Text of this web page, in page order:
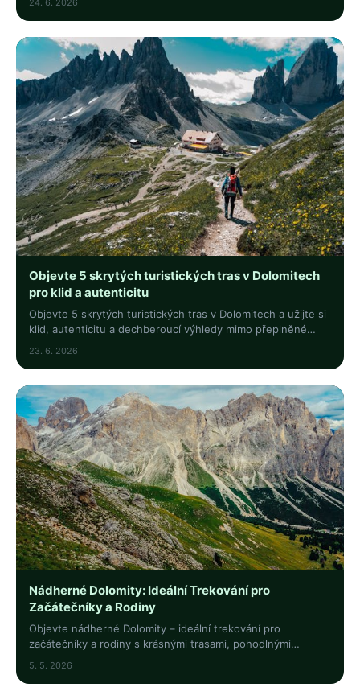
24. 6. 2026
Objevte 5 skrytých turistických tras v Dolomitech
pro klid a autenticitu
Objevte 5 skrytých turistických tras v Dolomitech a užijte si
klid, autenticitu a dechberoucí výhledy mimo přeplněné
stezky. Vydejte se za dobrodružstvím!
23. 6. 2026
Nádherné Dolomity: Ideální Trekování pro
Začátečníky a Rodiny
Objevte nádherné Dolomity – ideální trekování pro
začátečníky a rodiny s krásnými trasami, pohodlnými
5. 5. 2026